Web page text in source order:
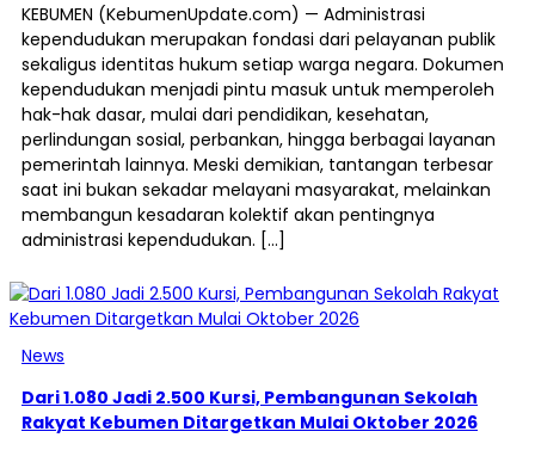
KEBUMEN (KebumenUpdate.com) — Administrasi
kependudukan merupakan fondasi dari pelayanan publik
sekaligus identitas hukum setiap warga negara. Dokumen
kependudukan menjadi pintu masuk untuk memperoleh
hak-hak dasar, mulai dari pendidikan, kesehatan,
perlindungan sosial, perbankan, hingga berbagai layanan
pemerintah lainnya. Meski demikian, tantangan terbesar
saat ini bukan sekadar melayani masyarakat, melainkan
membangun kesadaran kolektif akan pentingnya
administrasi kependudukan. […]
News
Dari 1.080 Jadi 2.500 Kursi, Pembangunan Sekolah
Rakyat Kebumen Ditargetkan Mulai Oktober 2026